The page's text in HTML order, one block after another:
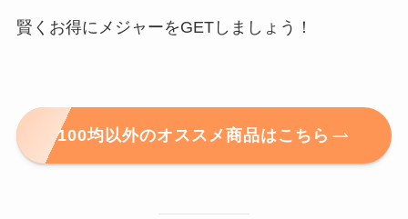
賢くお得にメジャーをGETしましょう！
100均以外のオススメ商品はこちら